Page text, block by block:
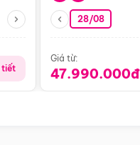
tiết
28/08
Giá từ:
47.990.000đ